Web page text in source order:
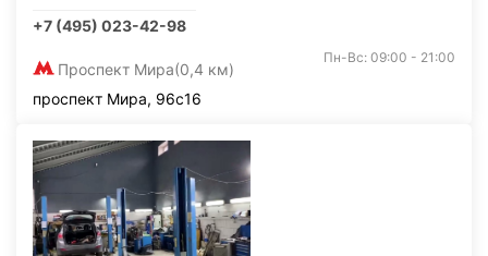
+7 (495) 023-42-98
Проспект Мира(0,4 км)
Пн-Вс: 09:00 - 21:00
проспект Мира, 96с16